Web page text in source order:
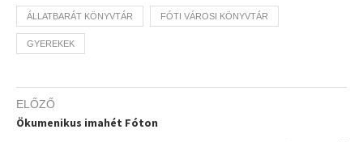
ÁLLATBARÁT KÖNYVTÁR FÓTI VÁROSI KÖNYVTÁR
GYEREKEK
ELŐZŐ
Ökumenikus imahét Fóton